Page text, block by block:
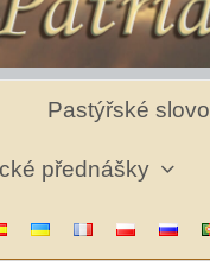
Pastýřské slovo
přednášky